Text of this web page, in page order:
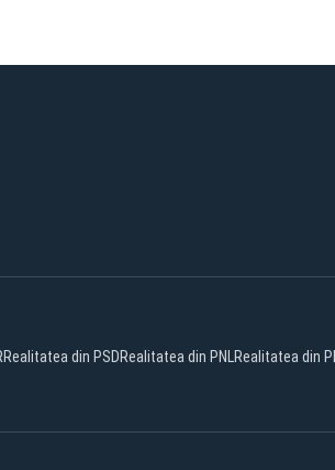
Realitatea din PSDRealitatea din PNLRealitatea din